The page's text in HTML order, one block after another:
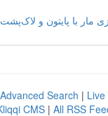
Advanced Search | Live
CMS | All RSS